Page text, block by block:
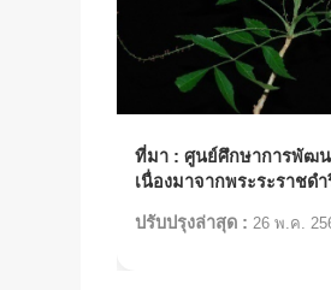
ที่มา : ศูนย์ศึกษาการพัฒ
เนื่องมาจากพระระราชดำ
ปรับปรุงล่าสุด : 26 พ.ค.